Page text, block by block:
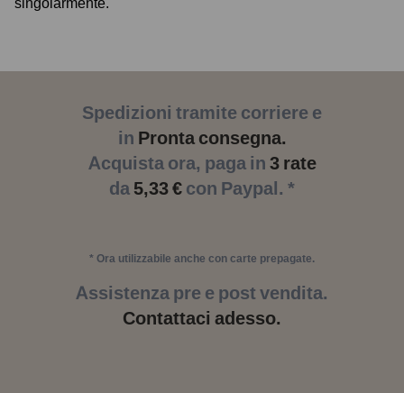
Spedizioni tramite corriere e
in Pronta consegna.
Acquista ora, paga in 3 rate
da 5,33 € con Paypal. *
* Ora utilizzabile anche con carte prepagate.
Assistenza pre e post vendita.
Contattaci adesso.